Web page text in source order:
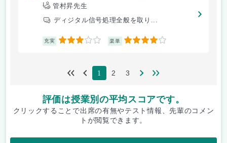
管村昇先生
ディジタル信号処理全般を取り...
充実 3 楽単 4
1 2 3
評価は授業別の平均スコアです。
クリックすることで出席の有無やテスト情報、先輩のコメン
トが閲覧できます。